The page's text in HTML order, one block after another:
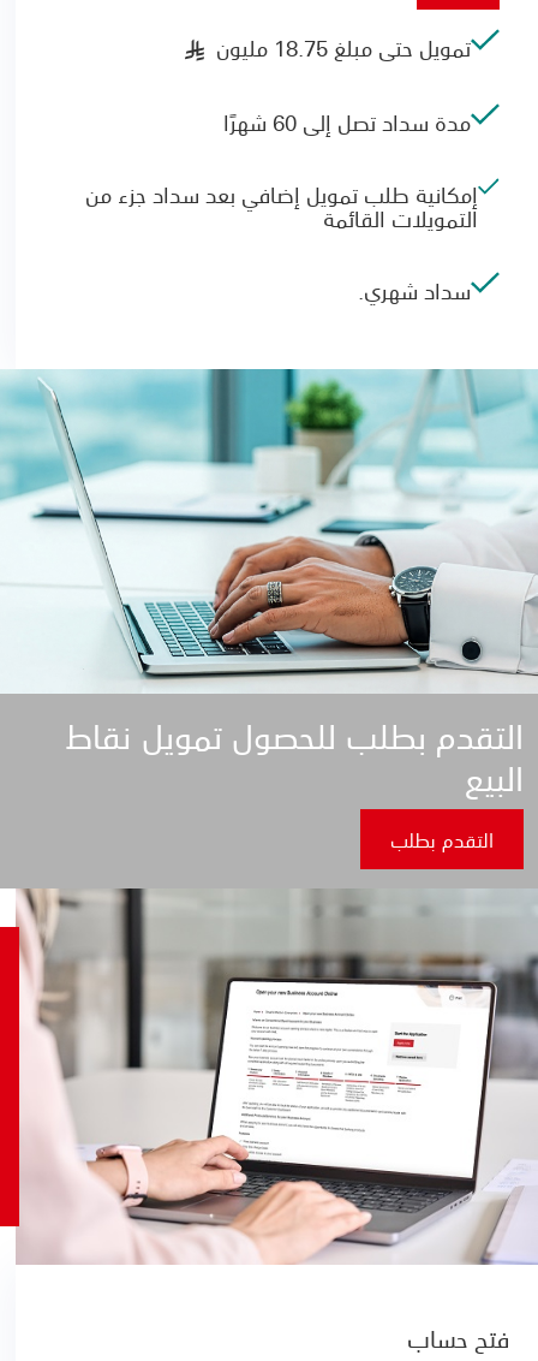
تمويل حتى مبلغ 18.75 مليون §
مدة سداد تصل إلى 60 شهرًا
إمكانية طلب تمويل إضافي بعد سداد جزء من
التمويلات القائمة
سداد شهري.
التقدم بطلب للحصول تمويل نقاط
البيع
التقدم بطلب
فتح حساب